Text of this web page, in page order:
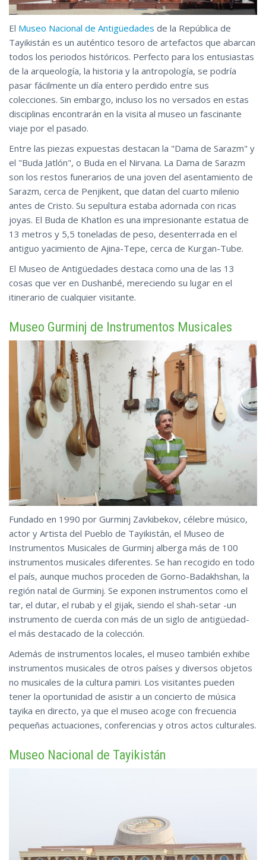
El Museo Nacional de Antigüedades de la República de
Tayikistán es un auténtico tesoro de artefactos que abarcan
todos los periodos históricos. Perfecto para los entusiastas
de la arqueología, la historia y la antropología, se podría
pasar fácilmente un día entero perdido entre sus
colecciones. Sin embargo, incluso los no versados en estas
disciplinas encontrarán en la visita al museo un fascinante
viaje por el pasado.
Entre las piezas expuestas destacan la "Dama de Sarazm" y
el "Buda Jatlón", o Buda en el Nirvana. La Dama de Sarazm
son los restos funerarios de una joven del asentamiento de
Sarazm, cerca de Penjikent, que datan del cuarto milenio
antes de Cristo. Su sepultura estaba adornada con ricas
joyas. El Buda de Khatlon es una impresionante estatua de
13 metros y 5,5 toneladas de peso, desenterrada en el
antiguo yacimiento de Ajina-Tepe, cerca de Kurgan-Tube.
El Museo de Antigüedades destaca como una de las 13
cosas que ver en Dushanbé, mereciendo su lugar en el
itinerario de cualquier visitante.
Museo Gurminj de Instrumentos Musicales
Fundado en 1990 por Gurminj Zavkibekov, célebre músico,
actor y Artista del Pueblo de Tayikistán, el Museo de
Instrumentos Musicales de Gurminj alberga más de 100
instrumentos musicales diferentes. Se han recogido en todo
el país, aunque muchos proceden de Gorno-Badakhshan, la
región natal de Gurminj. Se exponen instrumentos como el
tar, el dutar, el rubab y el gijak, siendo el shah-setar -un
instrumento de cuerda con más de un siglo de antigüedad-
el más destacado de la colección.
Además de instrumentos locales, el museo también exhibe
instrumentos musicales de otros países y diversos objetos
no musicales de la cultura pamiri. Los visitantes pueden
tener la oportunidad de asistir a un concierto de música
tayika en directo, ya que el museo acoge con frecuencia
pequeñas actuaciones, conferencias y otros actos culturales.
Museo Nacional de Tayikistán